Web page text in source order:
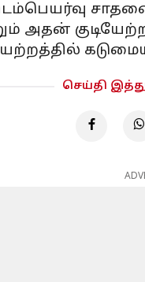
இடம்பெயர்வு
அதன்
செய்தி